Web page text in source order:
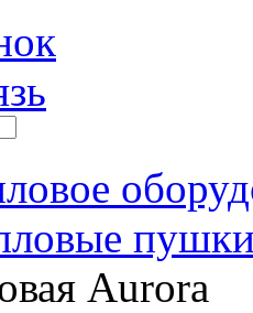
Aurora